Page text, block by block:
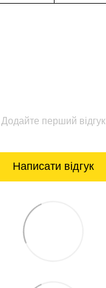
Додайте перший відгук
Написати відгук